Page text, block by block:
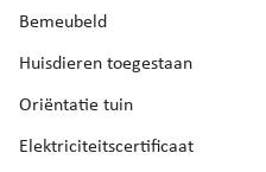
Bemeubeld
Huisdieren toegestaan
Oriëntatie tuin
Elektriciteitscertificaat